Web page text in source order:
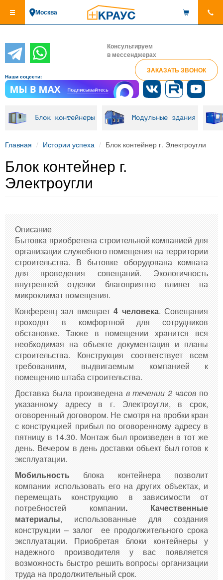
основному
Москва
Консультируем
в мессенджерах
ЗАКАЗАТЬ ЗВОНОК
Наши соцсети:
Блок контейнеры Модульные здания
Главная Истории успеха Блок контейнер г. Электроугли
Блок контейнер г.
Электроугли
Описание
Бытовка приобретена строительной компанией для
организации служебного помещения на территории
строительства. В бытовке оборудована комната
для проведения совещаний. Экологичность
внутренней отделки благоприятно влияет на
микроклимат помещения.
Конференц зал вмещает4 человека. Совещания
проходят в комфортной для сотрудников
обстановке. Также в помещении хранится вся
необходимая на объекте документация и планы
строительства. Конструкция соответствует всем
требованиям, выдвигаемым компанией к
помещению штаба строительства.
Доставка была произведена в течении 2 часов по
указанному адресу в г. Электроугли, в срок,
оговоренный договором. Не смотря на пробки кран
с конструкцией прибыл по оговоренному адресу в
пятницу в 14.30. Монтаж был произведен в тот же
день. Вечером в день доставки объект был готов к
эксплуатации.
Мобильность блока контейнера позволит
компании использовать его на других объектах, и
перемещать конструкцию в зависимости от
потребностей компании. Качественные
материалы, использованные для создания
конструкции – залог ее продолжительного срока
эксплуатации. Приобретая блоки контейнеры у
надежного производителя у вас появляется
возможность быстро решить вопросы организации
труда на продолжительный срок.